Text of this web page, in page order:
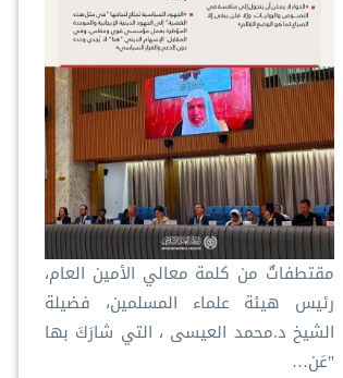
مقتطفاتٌ من كلمة معالي الأمين العام،
رئيس هيئة علماء المسلمين، فضيلة
الشيخ د.⁧‫محمد العيسى‬⁩ ‬⁩، التي شارَكَ بها
"عَن…